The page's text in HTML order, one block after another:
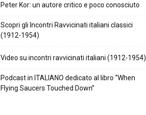
Peter Kor: un autore critico e poco conosciuto
Scopri gli Incontri Ravvicinati italiani classici
(1912-1954)
Video su incontri ravvicinati italiani (1912-1954)
Podcast in ITALIANO dedicato al libro “When
Flying Saucers Touched Down”